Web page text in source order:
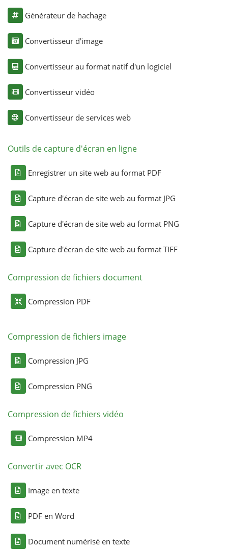
Générateur de hachage
Convertisseur d'image
Convertisseur au format natif d'un logiciel
Convertisseur vidéo
Convertisseur de services web
Outils de capture d'écran en ligne
Enregistrer un site web au format PDF
Capture d'écran de site web au format JPG
Capture d'écran de site web au format PNG
Capture d'écran de site web au format TIFF
Compression de fichiers document
Compression PDF
Compression de fichiers image
Compression JPG
Compression PNG
Compression de fichiers vidéo
Compression MP4
Convertir avec OCR
Image en texte
PDF en Word
Document numérisé en texte